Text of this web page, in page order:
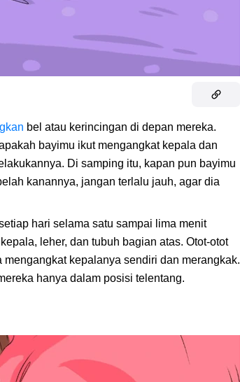
bel atau kerincingan di depan mereka.
bayimu ikut mengangkat kepala dan
Di samping itu, kapan pun bayimu
kanannya, jangan terlalu jauh, agar dia
hari selama satu sampai lima menit
leher, dan tubuh bagian atas. Otot-otot
kepalanya sendiri dan merangkak.
hanya dalam posisi telentang.